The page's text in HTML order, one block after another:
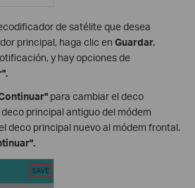
de satélite que desea
principal, haga clic en Guardar.
y hay opciones de
para cambiar el deco
principal antiguo del módem
deco principal nuevo al módem frontal.